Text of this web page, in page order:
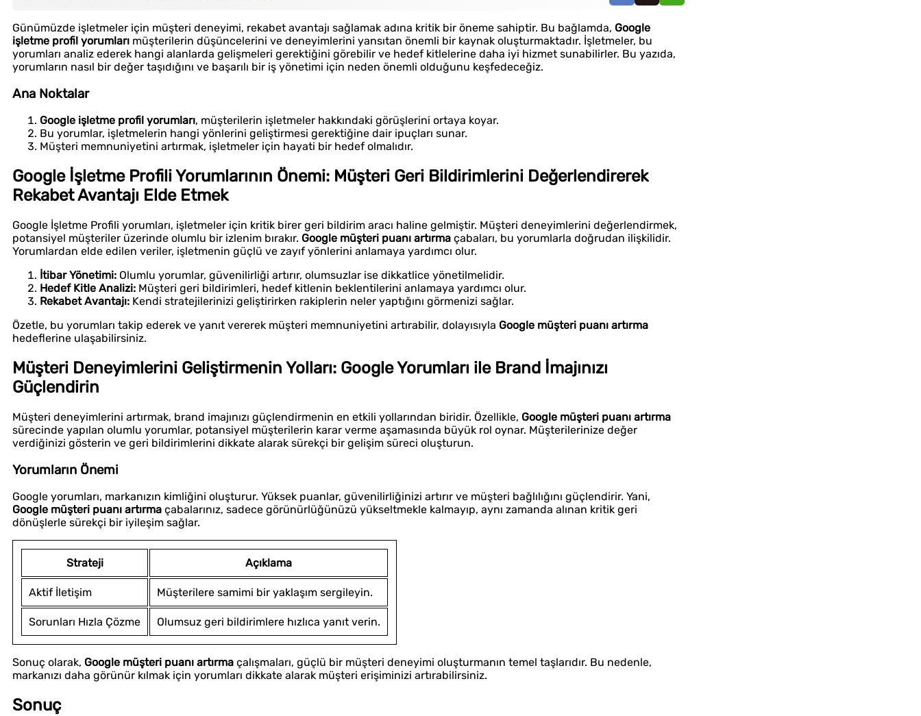
Günümüzde işletmeler için müşteri deneyimi, rekabet avantajı sağlamak adına kritik bir öneme sahiptir. Bu bağlamda, Google
işletme profil yorumları müşterilerin düşüncelerini ve deneyimlerini yansıtan önemli bir kaynak oluşturmaktadır. İşletmeler, bu
yorumları analiz ederek hangi alanlarda gelişmeleri gerektiğini görebilir ve hedef kitlelerine daha iyi hizmet sunabilirler. Bu yazıda,
yorumların nasıl bir değer taşıdığını ve başarılı bir iş yönetimi için neden önemli olduğunu keşfedeceğiz.
Ana Noktalar
Google işletme profil yorumları, müşterilerin işletmeler hakkındaki görüşlerini ortaya koyar.
Bu yorumlar, işletmelerin hangi yönlerini geliştirmesi gerektiğine dair ipuçları sunar.
Müşteri memnuniyetini artırmak, işletmeler için hayati bir hedef olmalıdır.
Google İşletme Profili Yorumlarının Önemi: Müşteri Geri Bildirimlerini Değerlendirerek
Rekabet Avantajı Elde Etmek
Google İşletme Profili yorumları, işletmeler için kritik birer geri bildirim aracı haline gelmiştir. Müşteri deneyimlerini değerlendirmek,
potansiyel müşteriler üzerinde olumlu bir izlenim bırakır. Google müşteri puanı artırma çabaları, bu yorumlarla doğrudan ilişkilidir.
Yorumlardan elde edilen veriler, işletmenin güçlü ve zayıf yönlerini anlamaya yardımcı olur.
İtibar Yönetimi: Olumlu yorumlar, güvenilirliği artırır, olumsuzlar ise dikkatlice yönetilmelidir.
Hedef Kitle Analizi: Müşteri geri bildirimleri, hedef kitlenin beklentilerini anlamaya yardımcı olur.
Rekabet Avantajı: Kendi stratejilerinizi geliştirirken rakiplerin neler yaptığını görmenizi sağlar.
Özetle, bu yorumları takip ederek ve yanıt vererek müşteri memnuniyetini artırabilir, dolayısıyla Google müşteri puanı artırma
hedeflerine ulaşabilirsiniz.
Müşteri Deneyimlerini Geliştirmenin Yolları: Google Yorumları ile Brand İmajınızı
Güçlendirin
Müşteri deneyimlerini artırmak, brand imajınızı güçlendirmenin en etkili yollarından biridir. Özellikle, Google müşteri puanı artırma
sürecinde yapılan olumlu yorumlar, potansiyel müşterilerin karar verme aşamasında büyük rol oynar. Müşterilerinize değer
verdiğinizi gösterin ve geri bildirimlerini dikkate alarak sürekçi bir gelişim süreci oluşturun.
Yorumların Önemi
Google yorumları, markanızın kimliğini oluşturur. Yüksek puanlar, güvenilirliğinizi artırır ve müşteri bağlılığını güçlendirir. Yani,
Google müşteri puanı artırma çabalarınız, sadece görünürlüğünüzü yükseltmekle kalmayıp, aynı zamanda alınan kritik geri
dönüşlerle sürekçi bir iyileşim sağlar.
Strateji Açıklama
Aktif İletişim Müşterilere samimi bir yaklaşım sergileyin.
Sorunları Hızla Çözme Olumsuz geri bildirimlere hızlıca yanıt verin.
Sonuç olarak, Google müşteri puanı artırma çalışmaları, güçlü bir müşteri deneyimi oluşturmanın temel taşlarıdır. Bu nedenle,
markanızı daha görünür kılmak için yorumları dikkate alarak müşteri erişiminizi artırabilirsiniz.
Sonuç